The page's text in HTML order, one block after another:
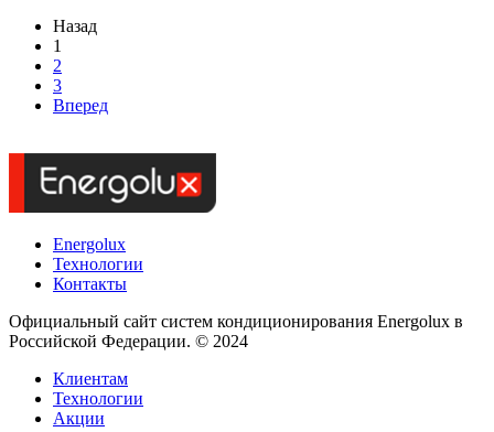
Назад
1
2
3
Вперед
Energolux
Технологии
Контакты
Официальный сайт систем кондиционирования Energolux в
Российской Федерации. © 2024
Клиентам
Технологии
Акции